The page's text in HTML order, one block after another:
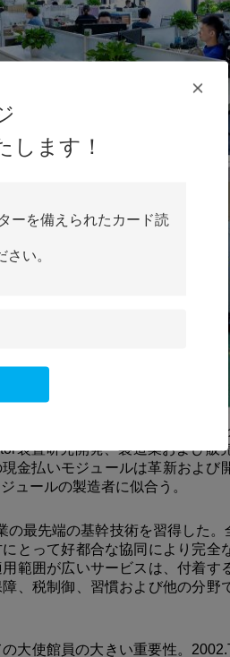
します！
CO.、株式会社は中国のハイ
装置研究開発、製造業および販
金払いモジュールは革新および
ュールの製造者に似合う。
最先端の基幹技術を習得した
とって好都合な協同により完全
範囲が広いサービスは、付着す
、税制御、習慣および他の分野
大使館員の大きい重要性。